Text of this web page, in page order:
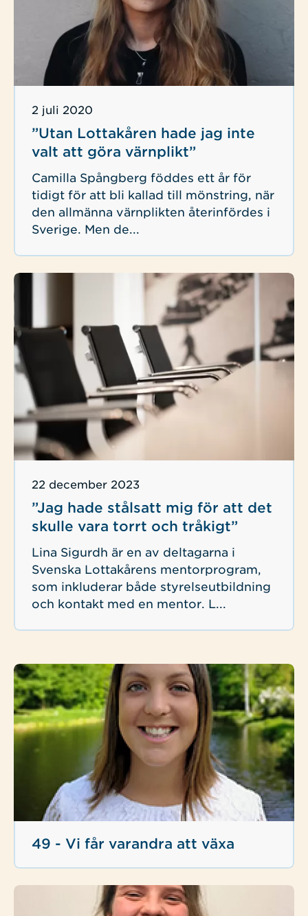
”Utan Lottakåren hade jag inte
valt att göra värnplikt”
Publicerad
2 juli 2020
Camilla Spångberg föddes ett år för
tidigt för att bli kallad till mönstring, när
den allmänna värnplikten återinfördes i
Sverige. Men de...
”Jag hade stålsatt mig för att det
skulle vara torrt och tråkigt”
Publicerad
22 december 2023
Lina Sigurdh är en av deltagarna i
Svenska Lottakårens mentorprogram,
som inkluderar både styrelseutbildning
och kontakt med en mentor. L...
49 - Vi får varandra att växa